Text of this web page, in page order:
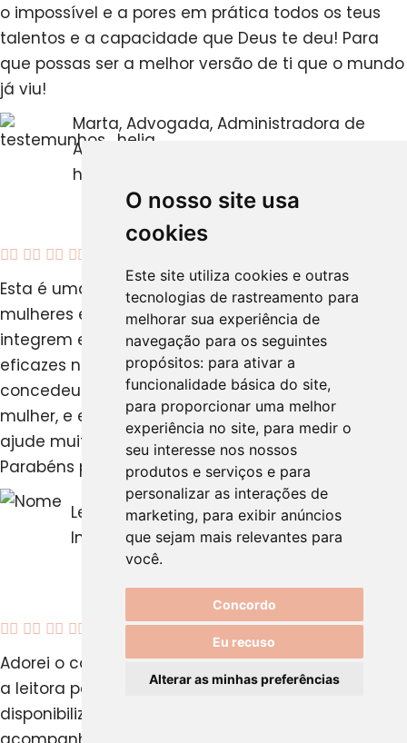
O nosso site usa
cookies
Este site utiliza cookies e outras
tecnologias de rastreamento para
melhorar sua experiência de
navegação para os seguintes
propósitos: para ativar a
funcionalidade básica do site,
para proporcionar uma melhor
experiência no site, para medir o
seu interesse nos nossos
produtos e serviços e para
personalizar as interações de
marketing, para exibir anúncios
que sejam mais relevantes para
você.
Concordo
Eu recuso
Alterar as minhas preferências
o impossível e a pores em prática todos os teus
talentos e a capacidade que Deus te deu! Para
que possas ser a melhor versão de ti que o mundo
já viu!
Marta, Advogada, Administradora de
Associações na Luta contra o Tráfico
humano
   
Esta é uma ferramenta valiosa para todas as
mulheres empreendedoras, líderes ou que
integrem equipas e desejem tornar-se mais
eficazes nas suas funções. Acredito que Deus
concedeu talentos e aptidões únicas a cada
mulher, e espero que esta plataforma inspire e
ajude muitas a desenvolver todo o seu potencial.
Parabéns pela excelente iniciativa!
Leonardo, Gestor de Marketing
International
   
Adorei o conceito e a forma como vão conduzindo
a leitora pelos diferentes passos a dar e
disponibilizando as ferramentas necessárias,